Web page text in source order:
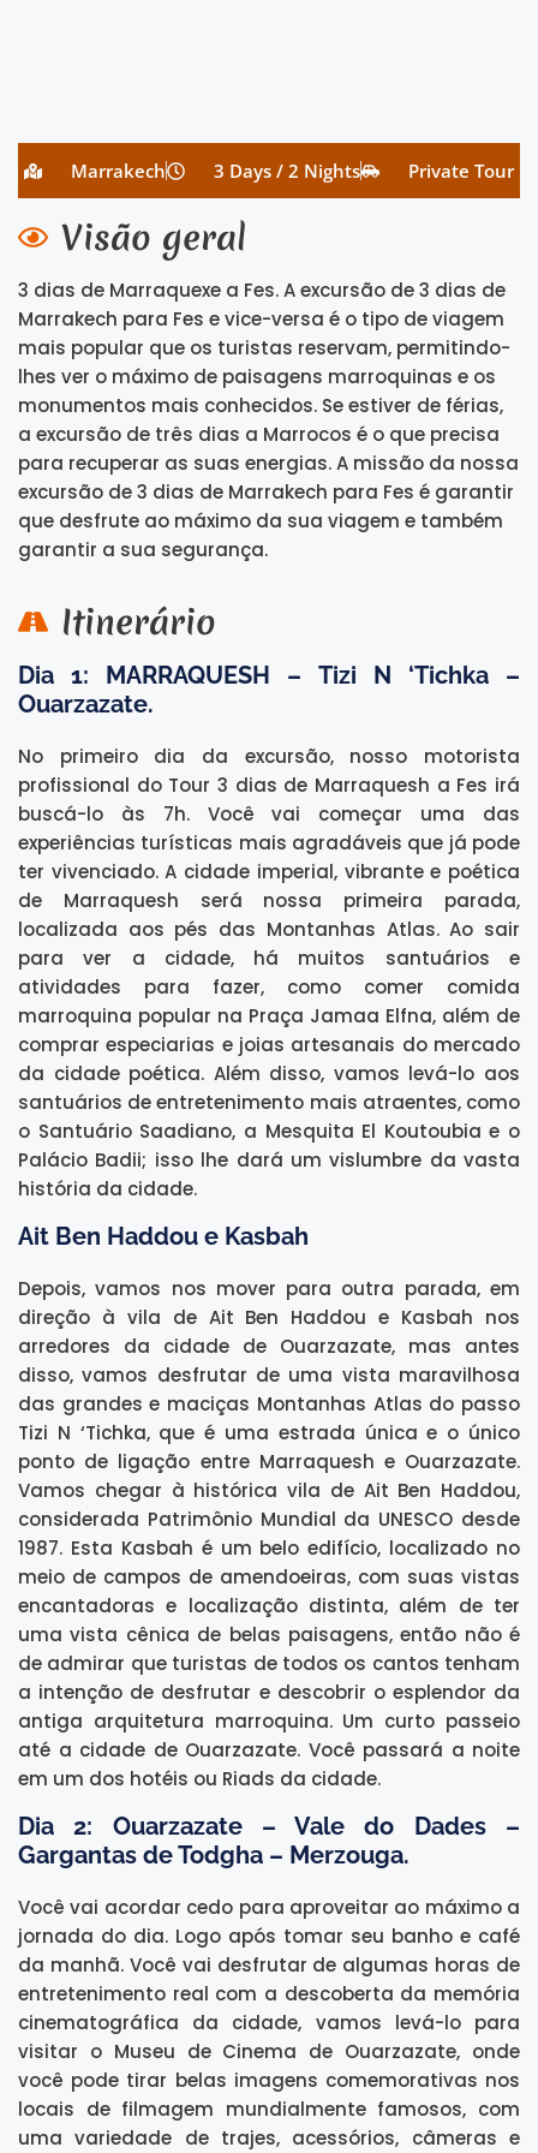
Marrakech 3 Days / 2 Nights Private Tour
Visão geral
3 dias de Marraquexe a Fes. A excursão de 3 dias de
Marrakech para Fes e vice-versa é o tipo de viagem
mais popular que os turistas reservam, permitindo-
lhes ver o máximo de paisagens marroquinas e os
monumentos mais conhecidos. Se estiver de férias,
a excursão de três dias a Marrocos é o que precisa
para recuperar as suas energias. A missão da nossa
excursão de 3 dias de Marrakech para Fes é garantir
que desfrute ao máximo da sua viagem e também
garantir a sua segurança.
Itinerário
Dia 1: MARRAQUESH – Tizi N ‘Tichka –
Ouarzazate.
No primeiro dia da excursão, nosso motorista
profissional do Tour 3 dias de Marraquesh a Fes irá
buscá-lo às 7h. Você vai começar uma das
experiências turísticas mais agradáveis que já pode
ter vivenciado. A cidade imperial, vibrante e poética
de Marraquesh será nossa primeira parada,
localizada aos pés das Montanhas Atlas. Ao sair
para ver a cidade, há muitos santuários e
atividades para fazer, como comer comida
marroquina popular na Praça Jamaa Elfna, além de
comprar especiarias e joias artesanais do mercado
da cidade poética. Além disso, vamos levá-lo aos
santuários de entretenimento mais atraentes, como
o Santuário Saadiano, a Mesquita El Koutoubia e o
Palácio Badii; isso lhe dará um vislumbre da vasta
história da cidade.
Ait Ben Haddou e Kasbah
Depois, vamos nos mover para outra parada, em
direção à vila de Ait Ben Haddou e Kasbah nos
arredores da cidade de Ouarzazate, mas antes
disso, vamos desfrutar de uma vista maravilhosa
das grandes e maciças Montanhas Atlas do passo
Tizi N ‘Tichka, que é uma estrada única e o único
ponto de ligação entre Marraquesh e Ouarzazate.
Vamos chegar à histórica vila de Ait Ben Haddou,
considerada Patrimônio Mundial da UNESCO desde
1987. Esta Kasbah é um belo edifício, localizado no
meio de campos de amendoeiras, com suas vistas
encantadoras e localização distinta, além de ter
uma vista cênica de belas paisagens, então não é
de admirar que turistas de todos os cantos tenham
a intenção de desfrutar e descobrir o esplendor da
antiga arquitetura marroquina. Um curto passeio
até a cidade de Ouarzazate. Você passará a noite
em um dos hotéis ou Riads da cidade.
Dia 2: Ouarzazate – Vale do Dades –
Gargantas de Todgha – Merzouga.
Você vai acordar cedo para aproveitar ao máximo a
jornada do dia. Logo após tomar seu banho e café
da manhã. Você vai desfrutar de algumas horas de
entretenimento real com a descoberta da memória
cinematográfica da cidade, vamos levá-lo para
visitar o Museu de Cinema de Ouarzazate, onde
você pode tirar belas imagens comemorativas nos
locais de filmagem mundialmente famosos, com
uma variedade de trajes, acessórios, câmeras e